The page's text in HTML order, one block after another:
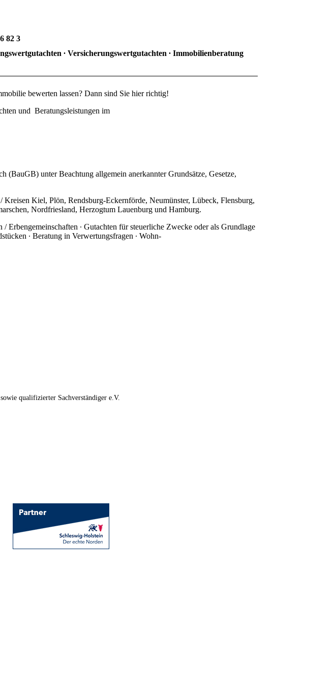
82 3
∙ Versicherungswertgutachten ∙ Immobilienberatung
bewerten lassen? Dann sind Sie hier richtig!
und Beratungsleistungen im
unter Beachtung allgemein anerkannter Grundsätze, Gesetze,
Kiel, Plön, Rendsburg-Eckernförde, Neumünster, Lübeck, Flensburg,
Nordfriesland, Herzogtum Lauenburg und Hamburg.
Erbengemeinschaften ∙ Gutachten für steuerliche Zwecke oder als Grundlage
∙ Beratung in Verwertungsfragen ∙ Wohn-
qualifizierter Sachverständiger e.V.